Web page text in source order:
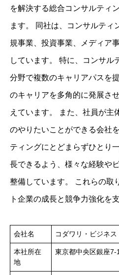
を解決する総合コンサルティ
ます。 ​同社は、コンサルティ
規事業、投資事業、メディア
しています。 ​特に、コンサル
分野で複数のキャリアパスを
のキャリアを多角的に発展さ
えています。 ​また、社員が主
のやりたいことができる会社
ティングにとどまらずひとり
長できるよう、様々な経験や
整備しています。 ​これらの取
ト企業の成長と競争力強化を
会社名 コダワリ・ビジネ
本社所在
地
東京都中央区銀座